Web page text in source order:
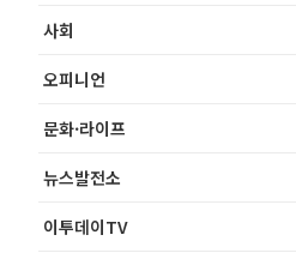
사회
오피니언
문화·라이프
뉴스발전소
이투데이TV